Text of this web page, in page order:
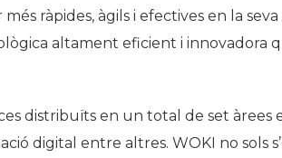
ràpides, àgils i efectives en la seva
altament eficient i innovadora
distribuïts en un total de set àrees
digital entre altres. WOKI no sols